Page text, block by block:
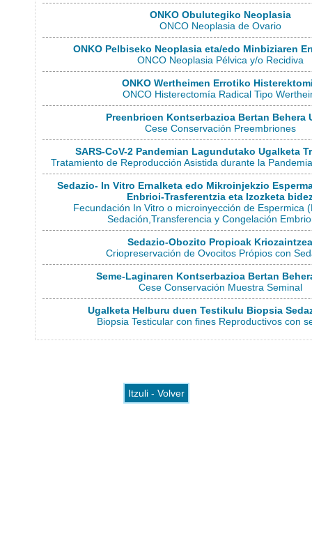
ONKO Obulutegiko Neoplasia
ONCO Neoplasia de Ovario
ONKO Pelbiseko Neoplasia eta/edo Minbiziaren
ONCO Neoplasia Pélvica y/o Recidiva
ONKO Wertheimen Errotiko
ONCO Histerectomía Radical Tipo
Preenbrioen Kontserbazioa Bertan Behera
Cese Conservación Preembriones
SARS-CoV-2 Pandemian Lagundutako Ugalketa
Tratamiento de Reproducción Asistida durante la
Sedazio- In Vitro Ernalketa edo Mikroinjekzio
Enbrioi-Trasferentzia eta Izozketa
Fecundación In Vitro o microinyección de Espermica
Sedación,Transferencia y Congelación
Sedazio-Obozito Propioak Kriozaintzea
Criopreservación de Ovocitos Própios con
Seme-Laginaren Kontserbazioa Bertan
Cese Conservación Muestra Seminal
Ugalketa Helburu duen Testikulu Biopsia
Biopsia Testicular con fines Reproductivos con
Itzuli - Volver